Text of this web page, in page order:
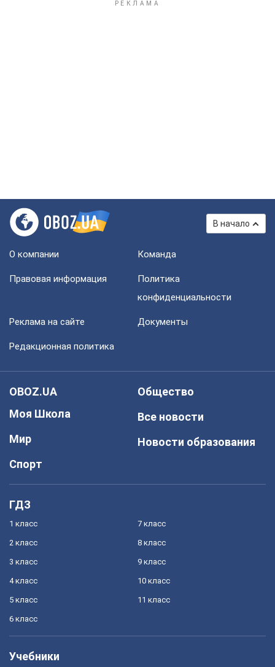
В начало
О компании Команда
Правовая информация
Политика
конфиденциальности
Реклама на сайте Документы
Редакционная политика
OBOZ.UA
Моя Школа
Мир
Спорт
Общество
Все новости
Новости образования
ГДЗ
1 класс
2 класс
3 класс
4 класс
5 класс
6 класс
7 класс
8 класс
9 класс
10 класс
11 класс
Учебники